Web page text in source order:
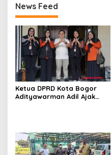
News Feed
Ketua DPRD Kota Bogor
Adityawarman Adil Ajak